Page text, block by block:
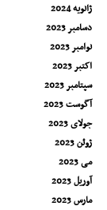
ژانویه 2024
دسامبر 2023
نوامبر 2023
اکتبر 2023
سپتامبر 2023
آگوست 2023
جولای 2023
ژوئن 2023
می 2023
آوریل 2023
مارس 2023